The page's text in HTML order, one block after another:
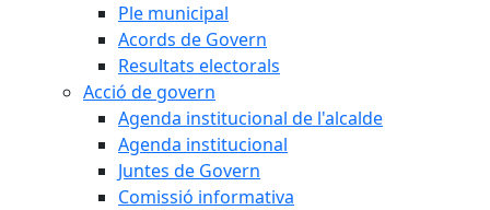
Ple municipal
Acords de Govern
Resultats electorals
Acció de govern
Agenda institucional de l'alcalde
Agenda institucional
Juntes de Govern
Comissió informativa